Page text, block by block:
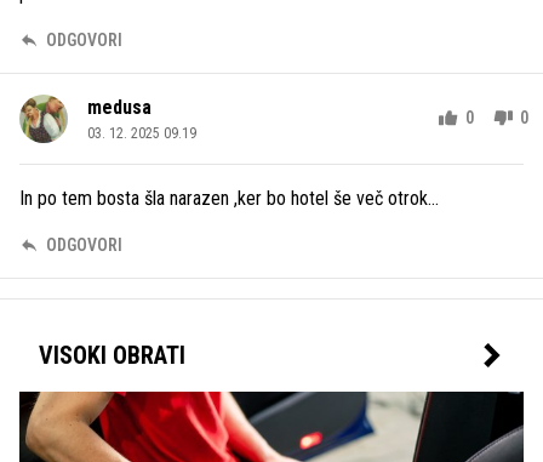
ODGOVORI
medusa
03. 12. 2025 09.19
0 0
In po tem bosta šla narazen ,ker bo hotel še več otrok...
ODGOVORI
VISOKI OBRATI